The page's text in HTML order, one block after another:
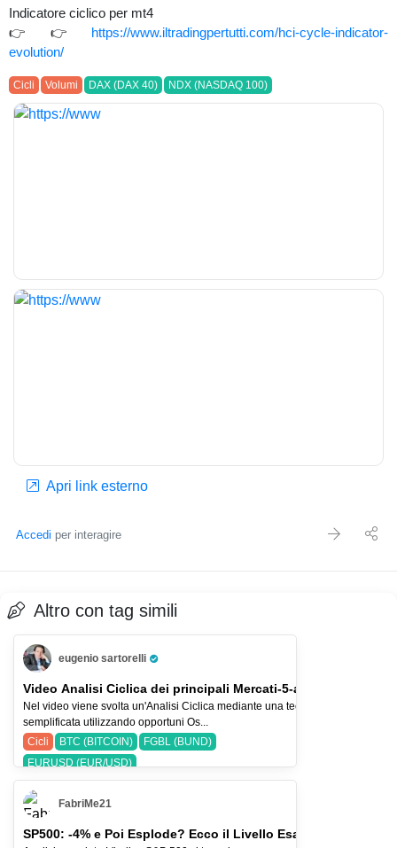
Indicatore ciclico per mt4
👉👉 https://www.iltradingpertutti.com/hci-cycle-indicator-
evolution/
Cicli Volumi DAX (DAX 40) NDX (NASDAQ 100)
Apri link esterno
Accedi per interagire
Altro con tag simili
eugenio sartorelli
Pro Trader
Video Analisi Ciclica dei principali Mercati-5-ago-26
Nel video viene svolta un'Analisi Ciclica mediante una tecnica
semplificata utilizzando opportuni Os...
Cicli
BTC (BITCOIN)
FGBL (BUND)
EURUSD (EUR/USD)
FabriMe21
SP500: -4% e Poi Esplode? Ecco il Livello Esatto